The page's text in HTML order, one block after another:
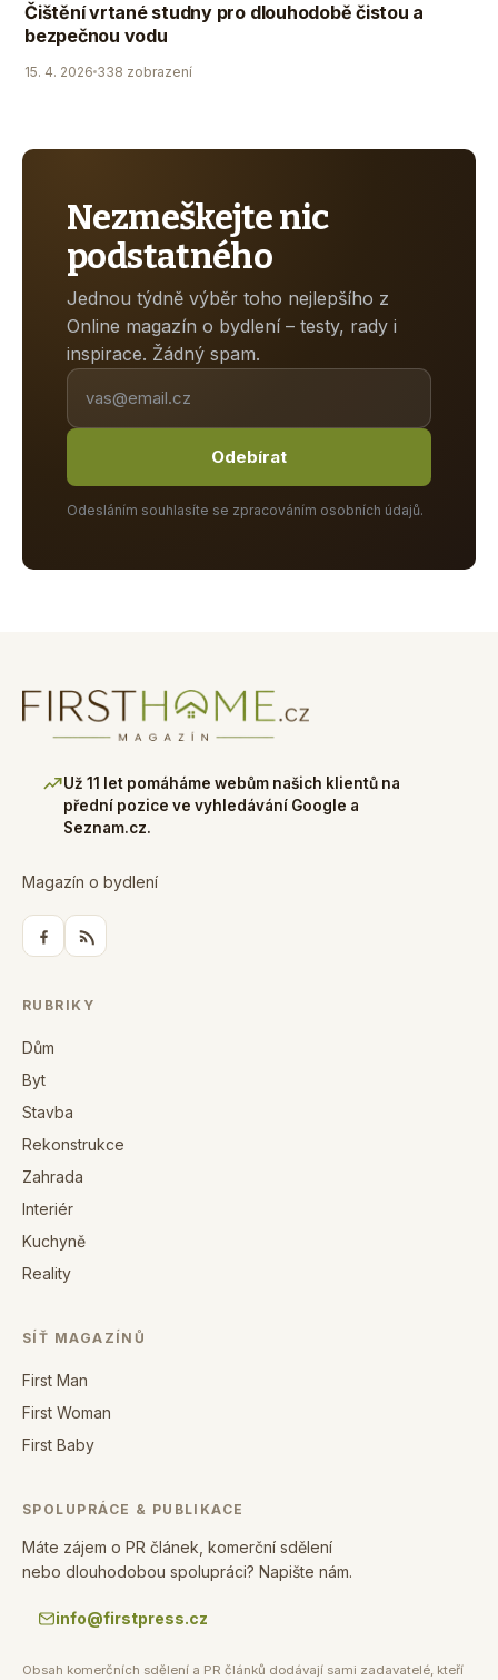
Čištění vrtané studny pro dlouhodobě čistou a
bezpečnou vodu
15. 4. 2026 338 zobrazení
Nezmeškejte nic
podstatného
Jednou týdně výběr toho nejlepšího z
Online magazín o bydlení – testy, rady i
inspirace. Žádný spam.
Odebírat
Odesláním souhlasíte se zpracováním osobních údajů.
Už 11 let pomáháme webům našich klientů na
přední pozice ve vyhledávání Google a
Seznam.cz.
Magazín o bydlení
RUBRIKY
Dům
Byt
Stavba
Rekonstrukce
Zahrada
Interiér
Kuchyně
Reality
SÍŤ MAGAZÍNŮ
First Man
First Woman
First Baby
SPOLUPRÁCE & PUBLIKACE
Máte zájem o PR článek, komerční sdělení
nebo dlouhodobou spolupráci? Napište nám.
info@firstpress.cz
Obsah komerčních sdělení a PR článků dodávají sami zadavatelé, kteří